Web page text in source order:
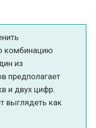
комбинацию
из
предполагает
и двух цифр.
выглядеть как